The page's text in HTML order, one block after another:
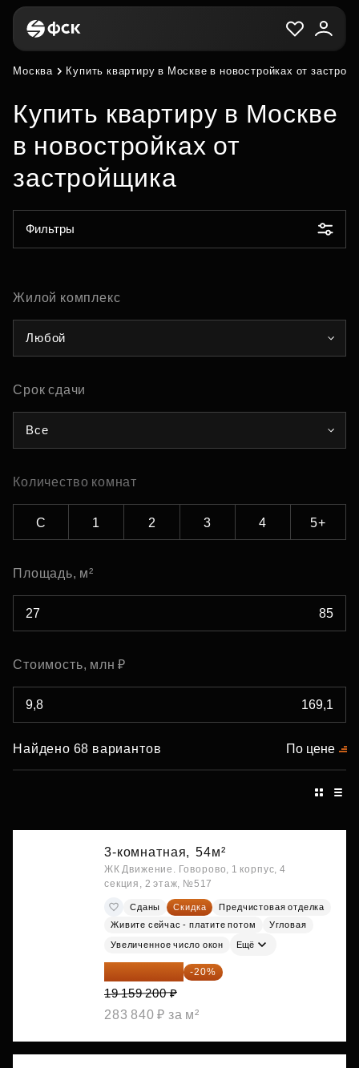
Москва Купить квартиру в Москве в новостройках от
Купить квартиру в Москве
в новостройках от
застройщика
Фильтры
Жилой комплекс
Любой
Срок сдачи
Все
Количество комнат
С 1 2 3 4 5+
Площадь, м²
Стоимость, млн ₽
Найдено 68 вариантов По цене
3-комнатная, 54м²
ЖК Движение. Говорово, 1 корпус, 4
секция, 2 этаж, №517
Сданы Скидка
Предчистовая отделка
Живите сейчас - платите потом
Угловая
Увеличенное число окон Ещё
15 327 360 ₽ -20%
19 159 200 ₽
283 840 ₽ за м²